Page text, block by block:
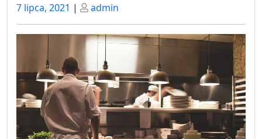
Posted
on
7 lipca, 2021 | Posted
on
admin